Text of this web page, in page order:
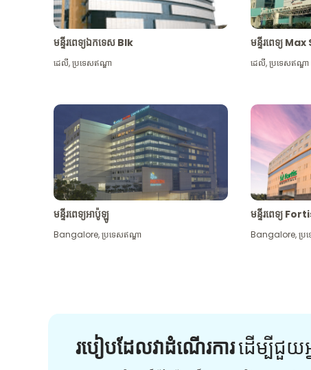
មន្ទីរពេទ្យឯកទេស Blk
ដេលី,ប្រទេសឥណ្ឌា
មន្ទីរពេទ្យ
ដេលី,ប្រទេសឥណ្ឌា
មន្ទីរពេទ្យអាប៉ូឡូ
Bangalore,ប្រទេសឥណ្ឌា
មន្ទីរពេទ្យ
Bangalore,ប្រ
របៀបដែលវាដំណើរការដើម្បី​ជួយ​